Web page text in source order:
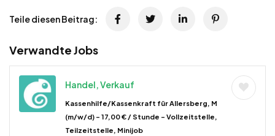
Teile diesen Beitrag:
Verwandte Jobs
Handel, Verkauf
Kassenhilfe/Kassenkraft für Allersberg, M
(m/w/d) – 17,00 € / Stunde – Vollzeitstelle,
Teilzeitstelle, Minijob